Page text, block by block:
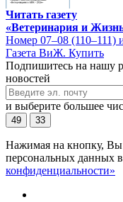
Читать газету
«Ветеринария и
Номер 07–08 (110–111)
Газета ВиЖ. Купить
Подпишитесь на нашу
новостей
и выберите большее
49 33
Нажимая на кнопку, Вы
персональных данных в
конфиденциальности»